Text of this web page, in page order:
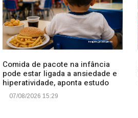
Comida de pacote na infância
pode estar ligada a ansiedade e
hiperatividade, aponta estudo
07/08/2026 15:29